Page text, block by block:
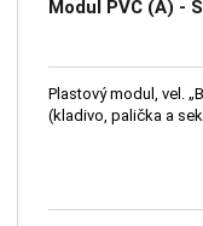
Modul PVC (A) -
Plastový modul, vel.
(kladivo, palička a